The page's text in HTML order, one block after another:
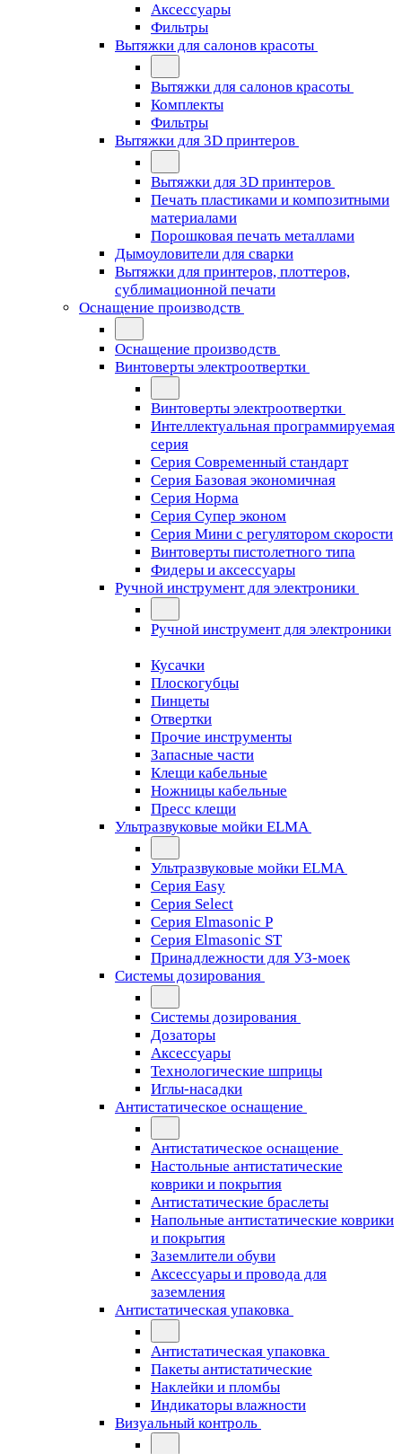
Аксессуары
Фильтры
Вытяжки для салонов красоты
Вытяжки для салонов красоты
Комплекты
Фильтры
Вытяжки для 3D принтеров
Вытяжки для 3D принтеров
Печать пластиками и композитными
материалами
Порошковая печать металлами
Дымоуловители для сварки
Вытяжки для принтеров, плоттеров,
сублимационной печати
Оснащение производств
Оснащение производств
Винтоверты электроотвертки
Винтоверты электроотвертки
Интеллектуальная программируемая
серия
Серия Современный стандарт
Серия Базовая экономичная
Серия Норма
Серия Cупер эконом
Серия Мини с регулятором скорости
Винтоверты пистолетного типа
Фидеры и аксессуары
Ручной инструмент для электроники
Ручной инструмент для электроники
Кусачки
Плоскогубцы
Пинцеты
Отвертки
Прочие инструменты
Запасные части
Клещи кабельные
Ножницы кабельные
Пресс клещи
Ультразвуковые мойки ELMA
Ультразвуковые мойки ELMA
Серия Easy
Серия Select
Серия Elmasonic P
Серия Elmasonic ST
Принадлежности для УЗ-моек
Системы дозирования
Системы дозирования
Дозаторы
Аксессуары
Технологические шприцы
Иглы-насадки
Антистатическое оснащение
Антистатическое оснащение
Настольные антистатические
коврики и покрытия
Антистатические браслеты
Напольные антистатические коврики
и покрытия
Заземлители обуви
Аксессуары и провода для
заземления
Антистатическая упаковка
Антистатическая упаковка
Пакеты антистатические
Наклейки и пломбы
Индикаторы влажности
Визуальный контроль